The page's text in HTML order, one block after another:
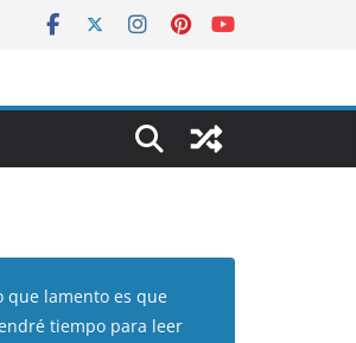
que lamento es que
tiempo para leer